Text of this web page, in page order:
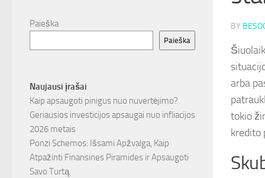
BY
arba
tokio
kredito
Paieška
Paieška
Naujausi įrašai
Kaip apsaugoti pinigus nuo nuvertėjimo?
Geriausios investicijos apsaugai nuo infliacijos
2026 metais
Ponzi Schemos: Išsami Apžvalga, Kaip
Atpažinti Finansines Piramides ir Apsaugoti
Savo Turtą